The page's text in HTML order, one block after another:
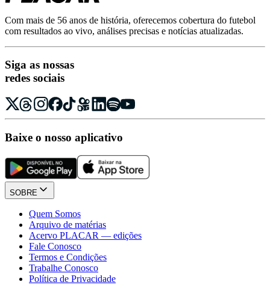
Com mais de 56 anos de história, oferecemos cobertura do futebol
com resultados ao vivo, análises precisas e notícias atualizadas.
Siga as nossas
redes sociais
Baixe o nosso aplicativo
SOBRE
Quem Somos
Arquivo de matérias
Acervo PLACAR — edições
Fale Conosco
Termos e Condições
Trabalhe Conosco
Política de Privacidade